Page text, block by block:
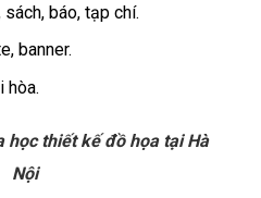
báo, tạp chí.
banner.
hòa.
học thiết kế đồ họa tại Hà
Nội